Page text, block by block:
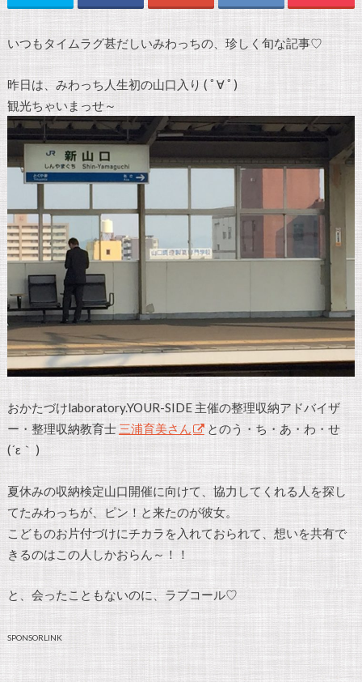
いつもタイムラグ甚だしいみわっちの、珍しく旬な記事♡
昨日は、みわっち人生初の山口入り ( ﾟ∀ ﾟ)
観光ちゃいまっせ～
おかたづけlaboratory.YOUR-SIDE 主催の整理収納アドバイザ
ー・整理収納教育士 三浦育美さん
とのう・ち・あ・わ・せ
(´ε｀ )
夏休みの収納検定山口開催に向けて、協力してくれる人を探し
てたみわっちが、ピン！と来たのが彼女。
こどものお片付づけにチカラを入れておられて、想いを共有で
きるのはこの人しかおらん～！！
と、会ったこともないのに、ラブコール♡
SPONSORLINK